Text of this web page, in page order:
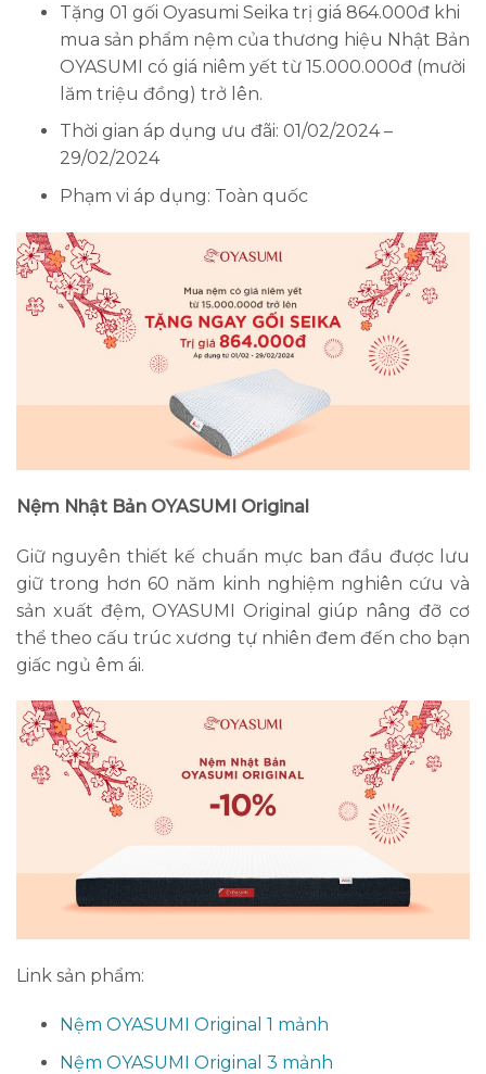
Tặng 01 gối Oyasumi Seika trị giá 864.000đ khi
mua sản phẩm nệm của thương hiệu Nhật Bản
OYASUMI có giá niêm yết từ 15.000.000đ (mười
lăm triệu đồng) trở lên.
Thời gian áp dụng ưu đãi: 01/02/2024 –
29/02/2024
Phạm vi áp dụng: Toàn quốc
Nệm Nhật Bản OYASUMI Original
Giữ nguyên thiết kế chuẩn mực ban đầu được lưu
giữ trong hơn 60 năm kinh nghiệm nghiên cứu và
sản xuất đệm, OYASUMI Original giúp nâng đỡ cơ
thể theo cấu trúc xương tự nhiên đem đến cho bạn
giấc ngủ êm ái.
Link sản phẩm:
Nệm OYASUMI Original 1 mảnh
Nệm OYASUMI Original 3 mảnh